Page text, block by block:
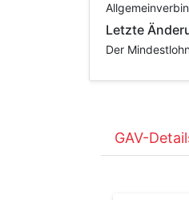
Letzte
Der
GAV-